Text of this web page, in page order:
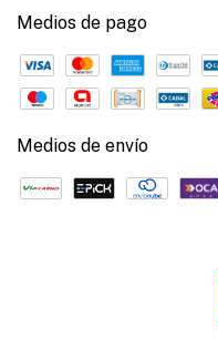
Medios de pago
Medios de envío